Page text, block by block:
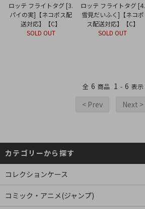
ロッテ フライトタグ [3.
パイの実]【ネコポス配
送対応】【C】
SOLD OUT
ロッテ フライトタグ [4.
雪見だいふく]【ネコポ
ス配送対応】【C】
SOLD OUT
全 6 商品 1 - 6 表示
< Prev Next >
カテゴリーから探す
コレクションケース
コミック・アニメ(ジャンプ)